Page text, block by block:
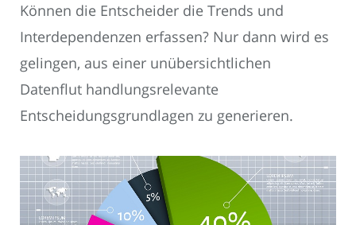
Können die Entscheider die Trends und
Interdependenzen erfassen? Nur dann wird es
gelingen, aus einer unübersichtlichen
Datenflut handlungsrelevante
Entscheidungsgrundlagen zu generieren.